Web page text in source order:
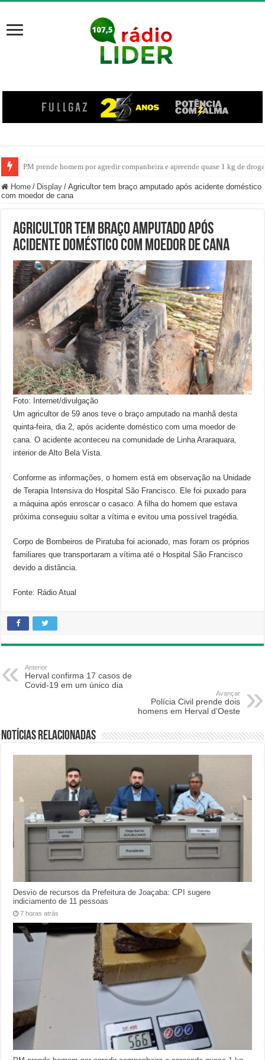
PM prende homem por agredir companheira e apreende quase 1 kg de
Mesa diretora da câmara de vereadores de Erval Velho, apresenta projeto
Home / Display / Agricultor tem braço amputado após acidente doméstico
com moedor de cana
Agricultor tem braço amputado após
acidente doméstico com moedor de cana
Foto: Internet/divulgação
Um agricultor de 59 anos teve o braço amputado na manhã desta
quinta-feira, dia 2, após acidente doméstico com uma moedor de
cana. O acidente aconteceu na comunidade de Linha Araraquara,
interior de Alto Bela Vista.
Conforme as informações, o homem está em observação na Unidade
de Terapia Intensiva do Hospital São Francisco. Ele foi puxado para
a máquina após enroscar o casaco. A filha do homem que estava
próxima conseguiu soltar a vítima e evitou uma possível tragédia.
Corpo de Bombeiros de Piratuba foi acionado, mas foram os próprios
familiares que transportaram a vítima até o Hospital São Francisco
devido a distância.
Fonte: Rádio Atual
Anterior
Herval confirma 17 casos de
Covid-19 em um único dia
Avançar
Polícia Civil prende dois
homens em Herval d’Oeste
Notícias relacionadas
Desvio de recursos da Prefeitura de Joaçaba: CPI sugere
indiciamento de 11 pessoas
7 horas atrás